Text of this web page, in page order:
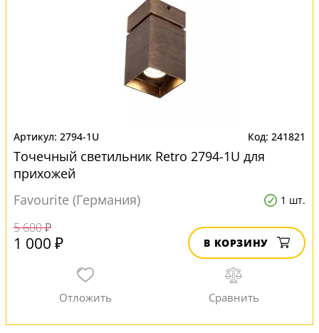
2794-1U 241821
Точечный светильник Retro 2794-1U для
прихожей
Favourite (Германия)
1 шт.
5 600 ₽
1 000 ₽ В КОРЗИНУ